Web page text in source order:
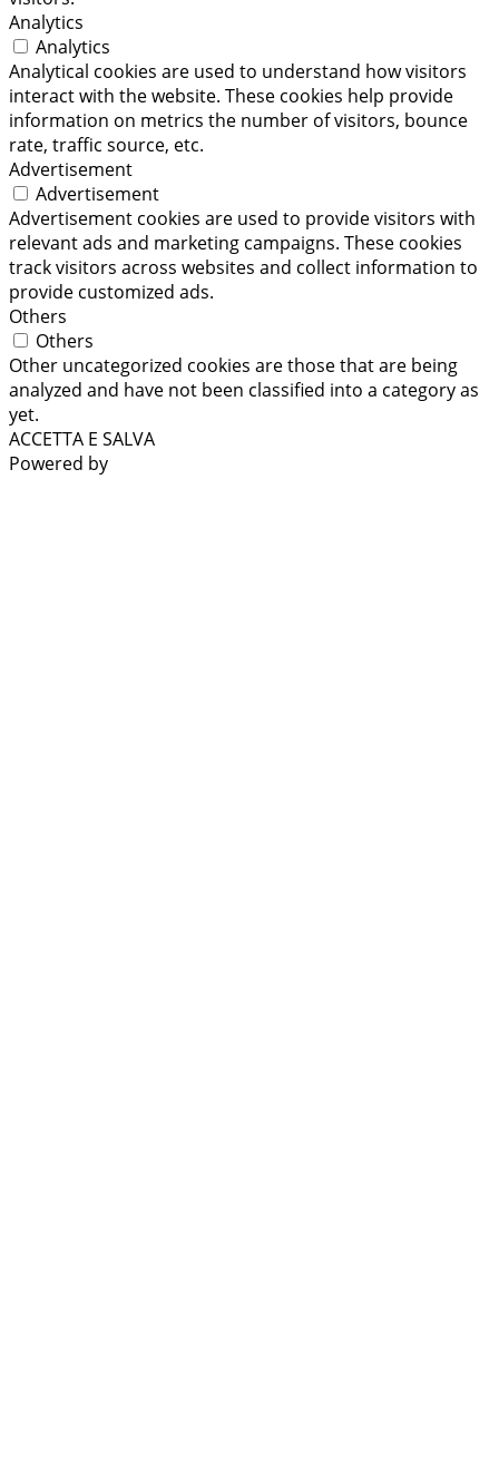
Analytics
Analytics
Analytical cookies are used to understand how visitors
interact with the website. These cookies help provide
information on metrics the number of visitors, bounce
rate, traffic source, etc.
Advertisement
Advertisement
Advertisement cookies are used to provide visitors with
relevant ads and marketing campaigns. These cookies
track visitors across websites and collect information to
provide customized ads.
Others
Others
Other uncategorized cookies are those that are being
analyzed and have not been classified into a category as
yet.
ACCETTA E SALVA
Powered by